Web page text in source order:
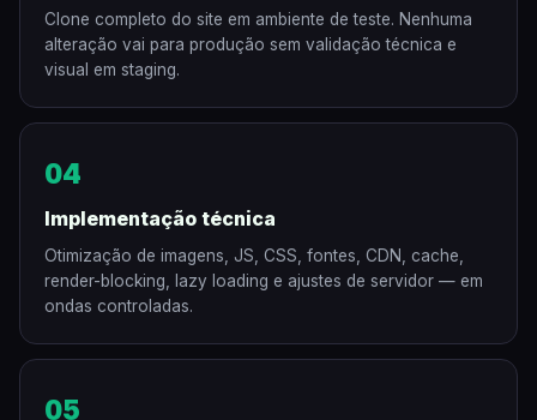
Clone completo do site em ambiente de teste. Nenhuma
alteração vai para produção sem validação técnica e
visual em staging.
04
Implementação técnica
Otimização de imagens, JS, CSS, fontes, CDN, cache,
render-blocking, lazy loading e ajustes de servidor — em
ondas controladas.
05